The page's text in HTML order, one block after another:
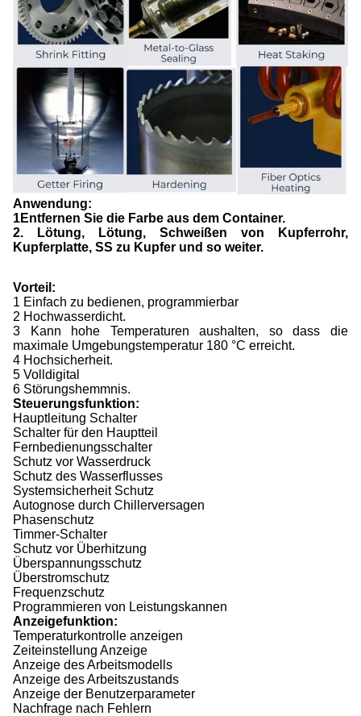
Anwendung:
1Entfernen Sie die Farbe aus dem Container.
2. Lötung, Lötung, Schweißen von Kupferrohr,
Kupferplatte, SS zu Kupfer und so weiter.
Vorteil:
1 Einfach zu bedienen, programmierbar
2 Hochwasserdicht.
3 Kann hohe Temperaturen aushalten, so dass die
maximale Umgebungstemperatur 180 °C erreicht.
4 Hochsicherheit.
5 Volldigital
6 Störungshemmnis.
Steuerungsfunktion:
Hauptleitung Schalter
Schalter für den Hauptteil
Fernbedienungsschalter
Schutz vor Wasserdruck
Schutz des Wasserflusses
Systemsicherheit Schutz
Autognose durch Chillerversagen
Phasenschutz
Timmer-Schalter
Schutz vor Überhitzung
Überspannungsschutz
Überstromschutz
Frequenzschutz
Programmieren von Leistungskannen
Anzeigefunktion:
Temperaturkontrolle anzeigen
Zeiteinstellung Anzeige
Anzeige des Arbeitsmodells
Anzeige des Arbeitszustands
Anzeige der Benutzerparameter
Nachfrage nach Fehlern